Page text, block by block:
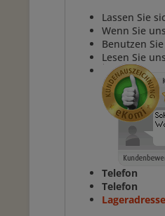
Lassen Sie
Wenn Sie
Benutzen
Lesen Sie
Telefon
Telefon